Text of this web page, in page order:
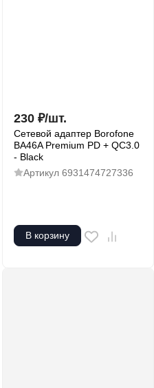
230 ₽/шт.
Сетевой адаптер Borofone
BA46A Premium PD + QC3.0
- Black
Артикул 6931474727336
В корзину